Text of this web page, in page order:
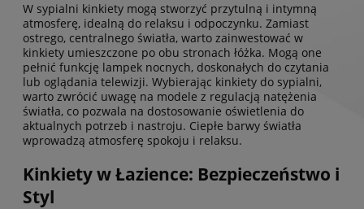
W sypialni kinkiety mogą stworzyć przytulną i intymną
atmosferę, idealną do relaksu i odpoczynku. Zamiast
ostrego, centralnego światła, warto zainwestować w
kinkiety umieszczone po obu stronach łóżka. Mogą one
pełnić funkcję lampek nocnych, doskonałych do czytania
lub oglądania telewizji. Wybierając kinkiety do sypialni,
warto zwrócić uwagę na modele z regulacją natężenia
światła, co pozwala na dostosowanie oświetlenia do
aktualnych potrzeb i nastroju. Ciepłe barwy światła
wprowadzą atmosferę spokoju i relaksu.
Kinkiety w Łazience: Bezpieczeństwo i
Styl